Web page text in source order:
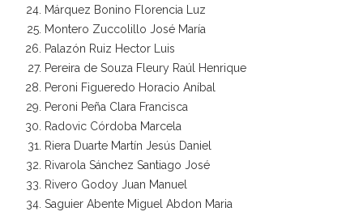
Márquez Bonino Florencia Luz
Montero Zuccolillo José María
Palazón Ruiz Hector Luis
Pereira de Souza Fleury Raúl Henrique
Peroni Figueredo Horacio Aníbal
Peroni Peña Clara Francisca
Radovic Córdoba Marcela
Riera Duarte Martín Jesús Daniel
Rivarola Sánchez Santiago José
Rivero Godoy Juan Manuel
Saguier Abente Miguel Abdon Maria